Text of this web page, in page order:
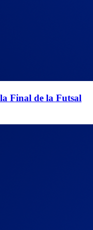
Final de la Futsal